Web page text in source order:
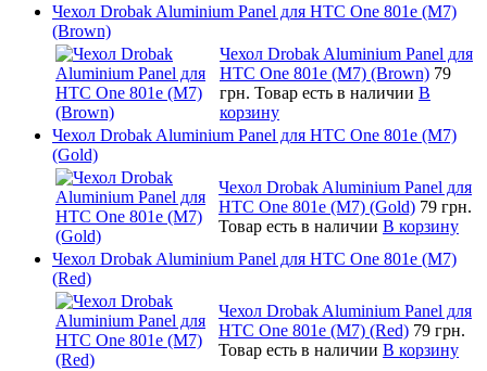
Чехол Drobak Aluminium Panel для HTC One 801e (M7)
(Brown)
Чехол Drobak Aluminium Panel для
HTC One 801e (M7) (Brown) 79
грн. Товар есть в наличии В
корзину
Чехол Drobak Aluminium Panel для HTC One 801e (M7)
(Gold)
Чехол Drobak Aluminium Panel для
HTC One 801e (M7) (Gold) 79 грн.
Товар есть в наличии В корзину
Чехол Drobak Aluminium Panel для HTC One 801e (M7)
(Red)
Чехол Drobak Aluminium Panel для
HTC One 801e (M7) (Red) 79 грн.
Товар есть в наличии В корзину